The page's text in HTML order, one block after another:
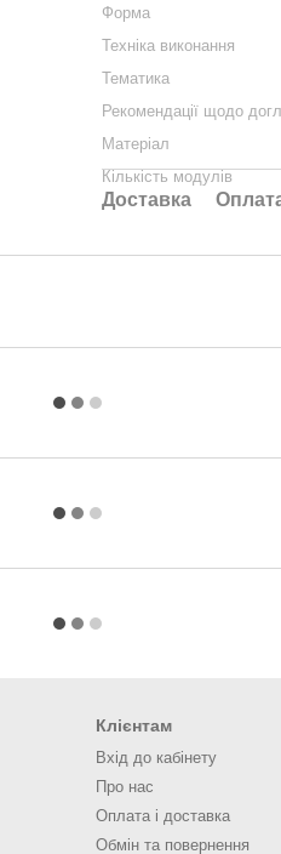
Форма
Техніка виконання
Тематика
Рекомендації щодо
Матеріал
Кількість модулів
Доставка
Клієнтам
Вхід до кабінету
Про нас
Оплата і доставка
Обмін та повернення